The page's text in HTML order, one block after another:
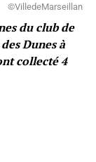
©VilledeMarseillan
du club de
Dunes à
collecté 4